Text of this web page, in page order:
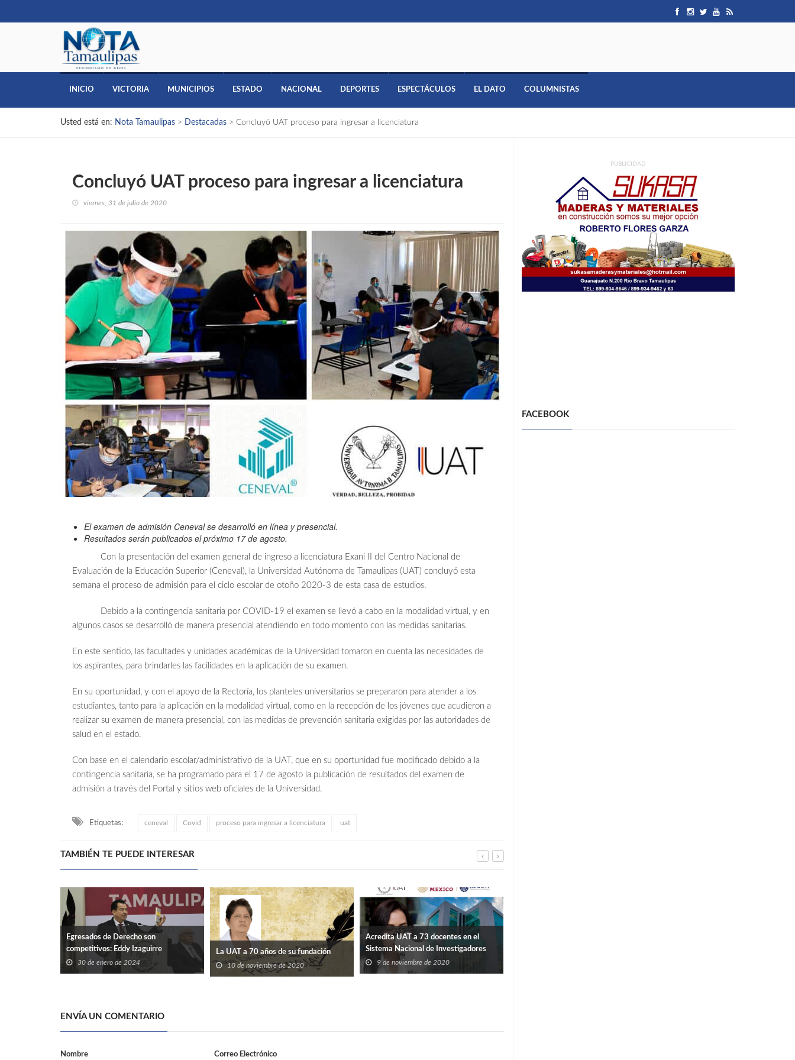
INICIO VICTORIA MUNICIPIOS ESTADO NACIONAL DEPORTES ESPECTÁCULOS EL DATO COLUMNISTAS
Usted está en: Nota Tamaulipas > Destacadas > Concluyó UAT proceso para ingresar a licenciatura
Concluyó UAT proceso para ingresar a licenciatura
viernes, 31 de julio de 2020
El examen de admisión Ceneval se desarrolló en línea y presencial.
Resultados serán publicados el próximo 17 de agosto.
Con la presentación del examen general de ingreso a licenciatura Exani II del Centro Nacional de
Evaluación de la Educación Superior (Ceneval), la Universidad Autónoma de Tamaulipas (UAT) concluyó esta
semana el proceso de admisión para el ciclo escolar de otoño 2020-3 de esta casa de estudios.
Debido a la contingencia sanitaria por COVID-19 el examen se llevó a cabo en la modalidad virtual, y en
algunos casos se desarrolló de manera presencial atendiendo en todo momento con las medidas sanitarias.
En este sentido, las facultades y unidades académicas de la Universidad tomaron en cuenta las necesidades de
los aspirantes, para brindarles las facilidades en la aplicación de su examen.
En su oportunidad, y con el apoyo de la Rectoría, los planteles universitarios se prepararon para atender a los
estudiantes, tanto para la aplicación en la modalidad virtual, como en la recepción de los jóvenes que acudieron a
realizar su examen de manera presencial, con las medidas de prevención sanitaria exigidas por las autoridades de
salud en el estado.
Con base en el calendario escolar/administrativo de la UAT, que en su oportunidad fue modificado debido a la
contingencia sanitaria, se ha programado para el 17 de agosto la publicación de resultados del examen de
admisión a través del Portal y sitios web oficiales de la Universidad.
Etiquetas: ceneval Covid proceso para ingresar a licenciatura uat
TAMBIÉN TE PUEDE INTERESAR
Egresados de Derecho son
competitivos: Eddy Izaguirre
30 de enero de 2024
La UAT a 70 años de su fundación
10 de noviembre de 2020
Acredita UAT a 73 docentes en el
Sistema Nacional de Investigadores
9 de noviembre de 2020
ENVÍA UN COMENTARIO
Nombre Correo Electrónico
PUBLICIDAD
FACEBOOK